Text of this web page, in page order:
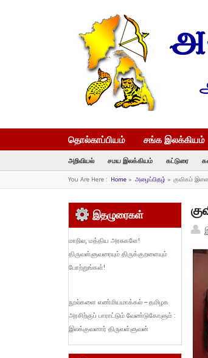
தொல்காப்பியம் சங்க இலக்கியம்
அறிவியல் சமய இலக்கியம் கட்டுரை
You Are Here : Home» அழைப்பிதழ் » குவிகம்
இதழுரைகள்
மாநில, மத்திய அரசுகளே!
திருவள்ளுவரையும் திருக்குறளையும்
போற்றுங்கள்!
நூல்களை எண்மியமாக்கல் – தமிழக
அரசிற்குப் பாராட்டும் வேண்டுகோளும் :
இலக்குவனார் திருவள்ளுவன்